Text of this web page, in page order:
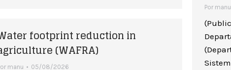
Por manu
footprint reduction in
(WAFRA)
manu 05/08/2026